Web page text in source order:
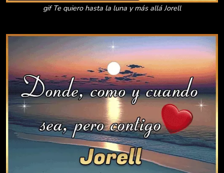
gif Te quiero hasta la luna y más allá Jorell